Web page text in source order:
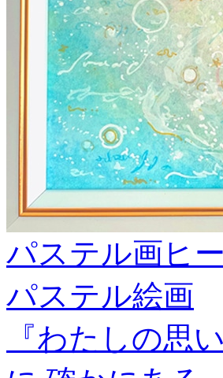
パステル画ヒ
パステル絵画
『わたしの思